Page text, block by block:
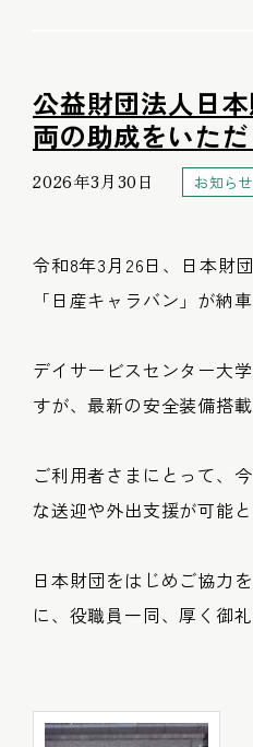
公益財団法人日
両の助成をいただ
2026年3月30日 お知らせ
令和8年3月26日、日本財
「日産キャラバン」が納
デイサービスセンター大
すが、最新の安全装備搭
ご利用者さまにとって、
な送迎や外出支援が可能と
日本財団をはじめご協力
に、役職員一同、厚く御礼